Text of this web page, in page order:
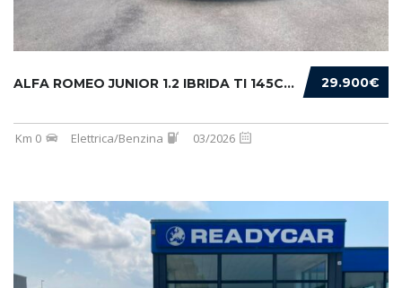
29.900€
ALFA ROMEO JUNIOR 1.2 IBRIDA TI 145CV EDCT6
Km 0 Elettrica/Benzina 03/2026